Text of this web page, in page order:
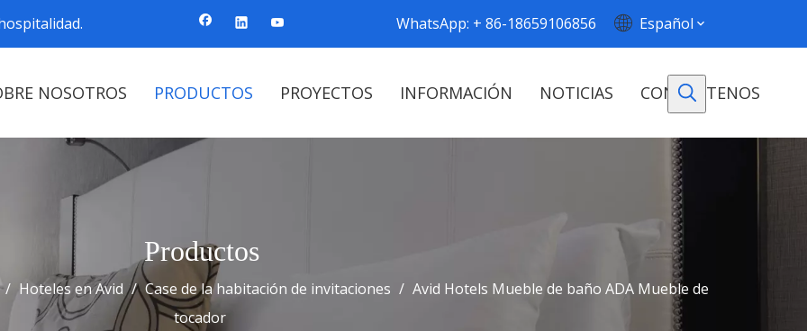
WhatsApp: + 86-18659106856 Español
NOSOTROS PRODUCTOS PROYECTOS INFORMACIÓN NOTICIAS CONTÁCTENOS
Productos
/ Hoteles en Avid / Case de la habitación de invitaciones / Avid Hotels Mueble de baño ADA Mueble de
tocador